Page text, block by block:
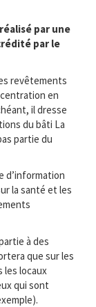
par une
par le
revêtements
en
il dresse
du bâti La
partie du
d’information
la santé et les
à des
que sur les
les locaux
qui sont